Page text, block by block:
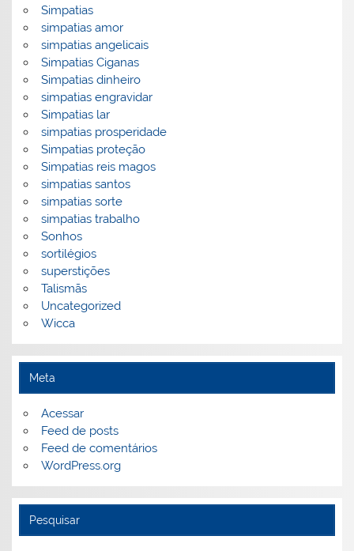
Simpatias
simpatias amor
simpatias angelicais
Simpatias Ciganas
Simpatias dinheiro
simpatias engravidar
Simpatias lar
simpatias prosperidade
Simpatias proteção
Simpatias reis magos
simpatias santos
simpatias sorte
simpatias trabalho
Sonhos
sortilégios
superstições
Talismãs
Uncategorized
Wicca
Meta
Acessar
Feed de posts
Feed de comentários
WordPress.org
Pesquisar